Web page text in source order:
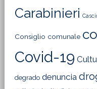
Carabinieri
Consiglio comunale
Covid-19
degrado denuncia